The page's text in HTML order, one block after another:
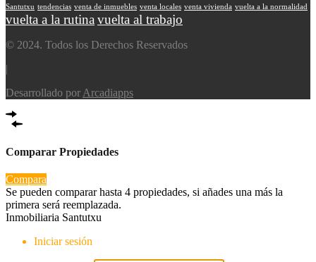
Santutxu tendencias venta de inmuebles venta locales venta vivienda vuelta a la normalidad
vuelta a la rutinavuelta al trabajo
© 2024. Todos los Derechos Reservados
|
Desarrollado por Arcadiapps
Comparar Propiedades
Compara
Se pueden comparar hasta 4 propiedades, si añades una más la
primera será reemplazada.
Inmobiliaria Santutxu
Iniciar sesión